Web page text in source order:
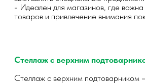
проектирования до монтажа и запуска системы в
Мы поможем вам организовать пространство